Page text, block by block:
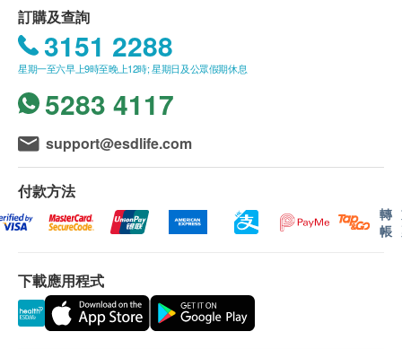
SuperFood Lab 超級排毒綠粉 300克
產地
澳洲
包裝
功效
SuperFood Lab SuperGreen 超級排毒綠粉含有豐
本地免費送貨服務。賬單總額未滿HK$400需附加
HK$50運費。
我們將於確定訂單後1-3個工作天內安排發貨。
不排除運送時間會因節日而有所影響。當八號烈風
訊號懸掛或黑色暴雨警告生效時，送貨服務時間將
所有訂單須視乎相關貨品的供應情況再作最後確
認。倘若健康網購health.ESDlife未能提供任何訂
單上的貨品，健康網購health.ESDlife有權拒絕接
受該訂單，並且會於送貨前透過電話或電郵通知顧
保用條款：
貨品質量保證，於顧客收到產品當日起計，使用
期應最少有12個月或以上。
訂購及查詢
3151 2288
星期一至六早上9時至晚上12時; 星期日及公眾假期休息
5283 4117
support@esdlife.com
付款方法
轉
帳
下載應用程式